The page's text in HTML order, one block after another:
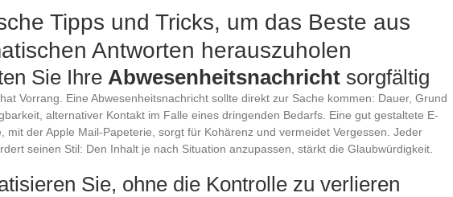
Tipps und Tricks, um das Beste aus
Antworten herauszuholen
Sie Ihre Abwesenheitsnachricht sorgfältig
Vorrang. Eine Abwesenheitsnachricht sollte direkt zur Sache kommen: Dauer, Grund
alternativer Kontakt im Falle eines dringenden Bedarfs. Eine gut gestaltete E-
mit der Apple Mail-Papeterie, sorgt für Kohärenz und vermeidet Vergessen. Jeder
seinen Stil: Den Inhalt je nach Situation anzupassen, stärkt die Glaubwürdigkeit.
Sie, ohne die Kontrolle zu verlieren